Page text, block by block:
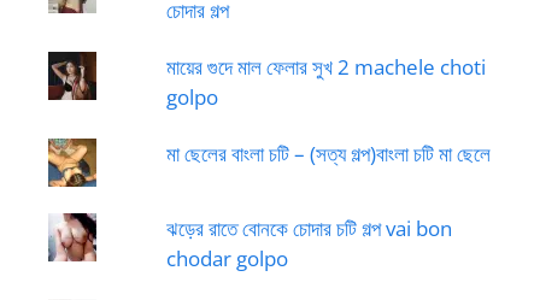
চোদার গল্প
মায়ের গুদে মাল ফেলার সুখ 2 machele choti
golpo
মা ছেলের বাংলা চটি – (সত্য গল্প)বাংলা চটি মা ছেলে
ঝড়ের রাতে বোনকে চোদার চটি গল্প vai bon
chodar golpo